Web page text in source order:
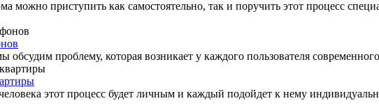
можно приступить как самостоятельно, так и поручить этот процесс
обсудим проблему, которая возникает у каждого пользователя
этот процесс будет личным и каждый подойдет к нему